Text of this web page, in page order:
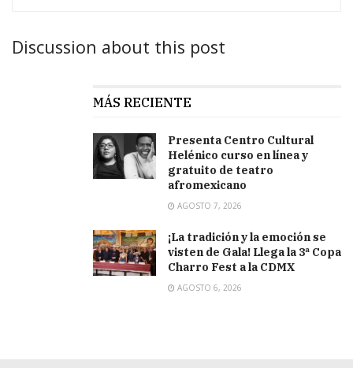
Discussion about this post
MÁS RECIENTE
Presenta Centro Cultural
Helénico curso en línea y
gratuito de teatro
afromexicano
AGOSTO 7, 2026
¡La tradición y la emoción se
visten de Gala! Llega la 3ª Copa
Charro Fest a la CDMX
AGOSTO 6, 2026